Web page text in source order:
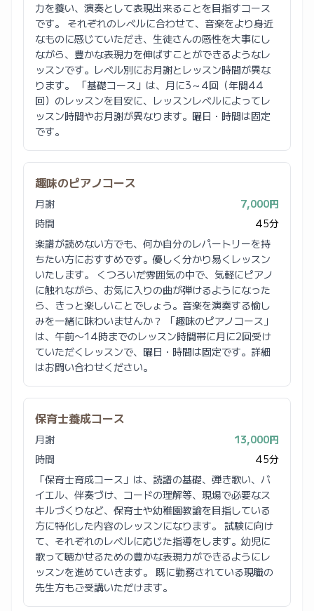
力を養い、演奏として表現出来ることを目指すコース
です。 それぞれのレベルに合わせて、音楽をより身近
なものに感じていただき、生徒さんの感性を大事にし
ながら、豊かな表現力を伸ばすことができるようなレ
ッスンです。レベル別にお月謝とレッスン時間が異な
ります。 「基礎コース」は、月に3～4回（年間44
回）のレッスンを目安に、レッスンレベルによってレ
ッスン時間やお月謝が異なります。曜日・時間は固定
です。
趣味のピアノコース
月謝
7,000円
時間
45分
楽譜が読めない方でも、何か自分のレパートリーを持
ちたい方におすすめです。優しく分かり易くレッスン
いたします。 くつろいだ雰囲気の中で、気軽にピアノ
に触れながら、お気に入りの曲が弾けるようになった
ら、きっと楽しいことでしょう。音楽を演奏する愉し
みを一緒に味わいませんか？ 「趣味のピアノコース」
は、午前〜14時までのレッスン時間帯に月に2回受け
ていただくレッスンで、曜日・時間は固定です。詳細
はお問い合わせください。
保育士養成コース
月謝
13,000円
時間
45分
「保育士育成コース」は、読譜の基礎、弾き歌い、バ
イエル、伴奏づけ、コードの理解等、現場で必要なス
キルづくりなど、保育士や幼稚園教諭を目指している
方に特化した内容のレッスンになります。 試験に向け
て、それぞれのレベルに応じた指導をします。幼児に
歌って聴かせるための豊かな表現力ができるようにレ
ッスンを進めていきます。 既に勤務されている現職の
先生方もご受講いただけます。